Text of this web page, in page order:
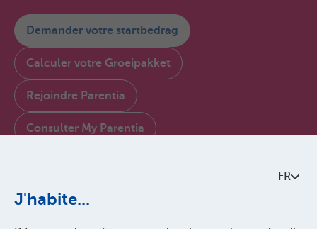
FR
J'habite...
Demander votre startbedrag
Calculer votre Groeipakket
Rejoindre Parentia
Consulter My Parentia
À propos de Parentia